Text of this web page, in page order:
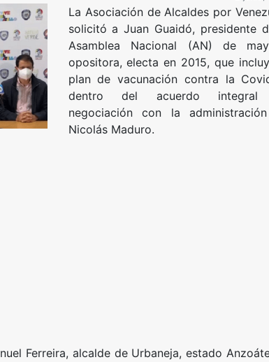
La Asociación de Alcaldes por
solicitó a Juan Guaidó, presidente
Asamblea Nacional (AN) de
opositora, electa en 2015, que
plan de vacunación contra la
dentro del acuerdo integral
negociación con la
Nicolás Maduro.
Ferreira, alcalde de Urbaneja, estado